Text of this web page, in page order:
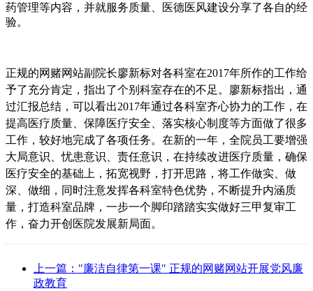
药管理等内容，并就服务质量、医德医风建设分享了各自的经
验。
正规的网赌网站副院长廖新标对各科室在2017年所作的工作给
予了充分肯定，指出了个别科室存在的不足。廖新标指出，通
过汇报总结，可以看出2017年通过各科室齐心协力的工作，在
提高医疗质量、保障医疗安全、落实核心制度等方面做了很多
工作，较好地完成了各项任务。在新的一年，全院员工要增强
大局意识、忧患意识、责任意识，在持续改进医疗质量，确保
医疗安全的基础上，拓宽视野，打开思路，将工作做实、做
深、做细，同时注意发挥各科室特色优势，不断提升内涵质
量，打造科室品牌，一步一个脚印踏踏实实做好三甲复审工
作，奋力开创医院发展新局面。
上一篇："廉洁自律第一课" 正规的网赌网站开展党风廉
政教育